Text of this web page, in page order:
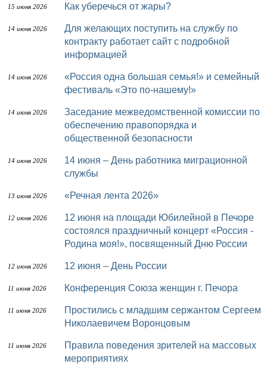
15 июня 2026 Как уберечься от жары?
14 июня 2026
Для желающих поступить на службу по
контракту работает сайт с подробной
информацией
14 июня 2026
«Россия одна большая семья!» и семейный
фестиваль «Это по-нашему!»
14 июня 2026
Заседание межведомственной комиссии по
обеспечению правопорядка и
общественной безопасности
14 июня 2026
14 июня – День работника миграционной
службы
13 июня 2026 «Речная лента 2026»
12 июня 2026
12 июня на площади Юбилейной в Печоре
состоялся праздничный концерт «Россия -
Родина моя!», посвященный Дню России
12 июня 2026 12 июня – День России
11 июня 2026 Конференция Союза женщин г. Печора
11 июня 2026
Простились с младшим сержантом Сергеем
Николаевичем Воронцовым
11 июня 2026
Правила поведения зрителей на массовых
мероприятиях